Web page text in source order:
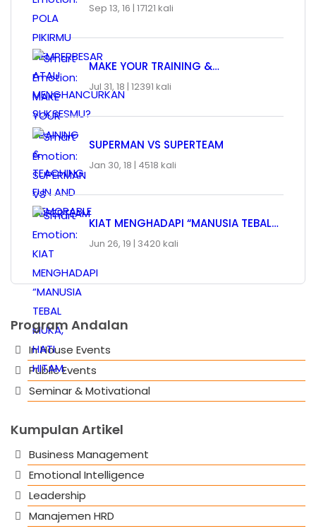
Sep 13, 16 | 17121 kali
MAKE YOUR TRAINING &…
Jul 31, 18 | 12391 kali
SUPERMAN VS SUPERTEAM
Jan 30, 18 | 4518 kali
KIAT MENGHADAPI “MANUSIA TEBAL…
Jun 26, 19 | 3420 kali
Program Andalan
In House Events
Public Events
Seminar & Motivational
Kumpulan Artikel
Business Management
Emotional Intelligence
Leadership
Manajemen HRD